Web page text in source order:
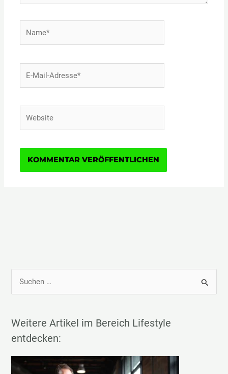
Mail-
h
e
n
Weitere Artikel im Bereich Lifestyle
entdecken: